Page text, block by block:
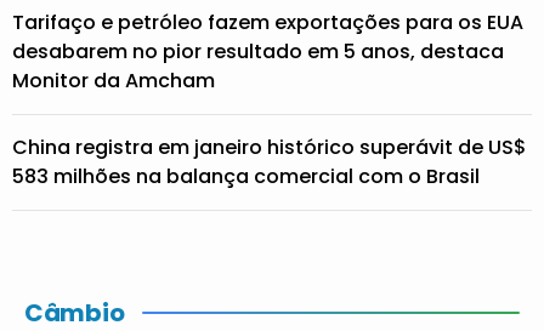
Tarifaço e petróleo fazem exportações para os EUA
desabarem no pior resultado em 5 anos, destaca
Monitor da Amcham
China registra em janeiro histórico superávit de US$
583 milhões na balança comercial com o Brasil
Câmbio